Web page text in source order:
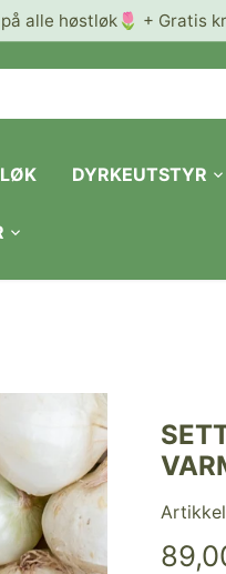
alle høstløk🌷 + Gratis
DYRKEUTSTYR